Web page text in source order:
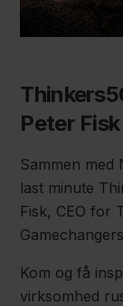
Peter Fisk
Sammen med
last minute
Fisk, CEO for
Kom og få
virksomhed